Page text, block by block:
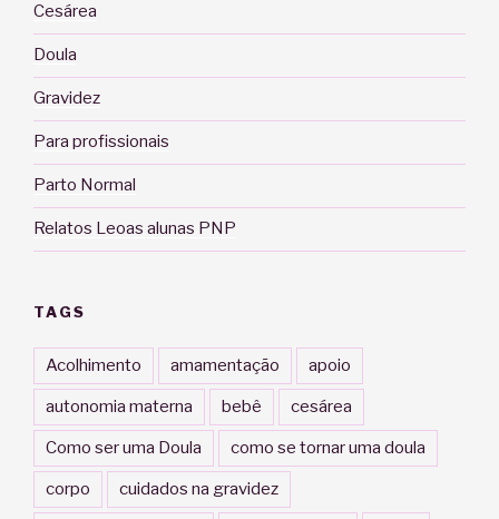
Cesárea
Doula
Gravidez
Para profissionais
Parto Normal
Relatos Leoas alunas PNP
TAGS
Acolhimento amamentação apoio
autonomia materna bebê cesárea
Como ser uma Doula como se tornar uma doula
corpo cuidados na gravidez